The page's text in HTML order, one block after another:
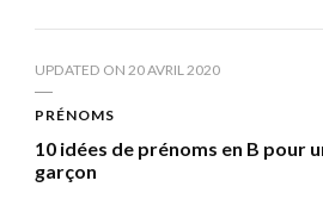
UPDATED ON 20 AVRIL 2020
PRÉNOMS
10 idées de prénoms en B pour
garçon